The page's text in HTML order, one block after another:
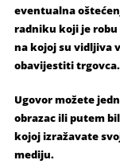
eventualna
radniku koji je
na kojoj su vidljiva
obavijestiti trgovca.
Ugovor možete
obrazac ili putem
kojoj izražavate
mediju.